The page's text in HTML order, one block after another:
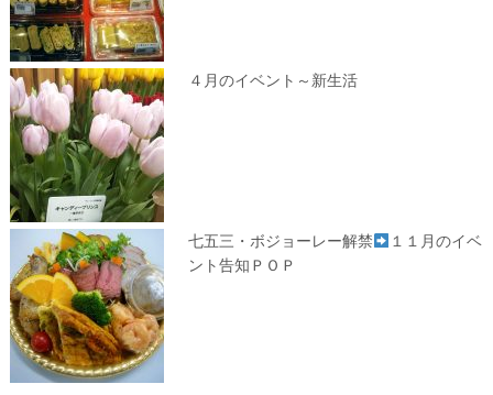
４月のイベント～新生活
七五三・ボジョーレー解禁
１１月のイベ
ント告知ＰＯＰ